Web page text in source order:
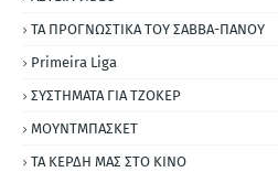
ΤΑ ΠΡΟΓΝΩΣΤΙΚΑ ΤΟΥ ΣΑΒΒΑ-ΠΑΝΟΥ
Primeira Liga
ΣΥΣΤΗΜΑΤΑ ΓΙΑ ΤΖΟΚΕΡ
ΜΟΥΝΤΜΠΑΣΚΕΤ
ΤΑ ΚΕΡΔΗ ΜΑΣ ΣΤΟ ΚΙΝΟ